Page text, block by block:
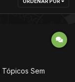
Tópicos Sem